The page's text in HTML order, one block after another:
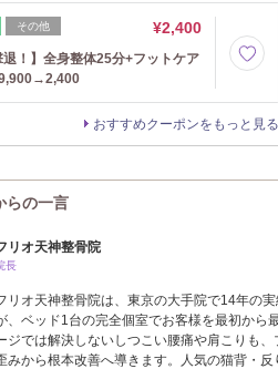
その他 ¥2,400
退！】全身整体25分+フットケア
おすすめクーポンをもっと見る
らの一言
リオ天神整骨院
長
リオ天神整骨院は、東京の大手院で14年の
、ベッド1台の完全個室でお客様を最初から
ジでは解決しないしつこい腰痛や肩こりも
みから根本改善へ導きます。人気の猫背・